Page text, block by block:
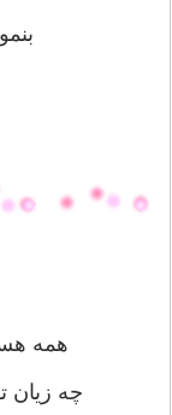
همه
چه زیان